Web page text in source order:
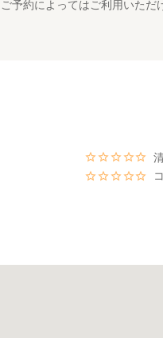
ぜひマイナスイオンたっぷり
ご予約によってはご利用いただ